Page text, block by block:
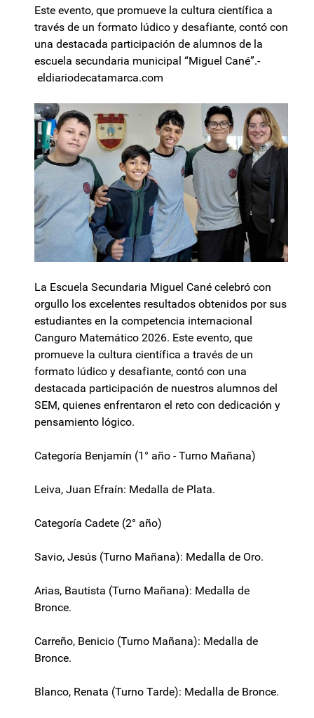
Este evento, que promueve la cultura científica a
través de un formato lúdico y desafiante, contó con
una destacada participación de alumnos de la
escuela secundaria municipal “Miguel Cané”.-
eldiariodecatamarca.com
La Escuela Secundaria Miguel Cané celebró con
orgullo los excelentes resultados obtenidos por sus
estudiantes en la competencia internacional
Canguro Matemático 2026. Este evento, que
promueve la cultura científica a través de un
formato lúdico y desafiante, contó con una
destacada participación de nuestros alumnos del
SEM, quienes enfrentaron el reto con dedicación y
pensamiento lógico.
Categoría Benjamín (1° año - Turno Mañana)
Leiva, Juan Efraín: Medalla de Plata.
Categoría Cadete (2° año)
Savio, Jesús (Turno Mañana): Medalla de Oro.
Arias, Bautista (Turno Mañana): Medalla de
Bronce.
Carreño, Benicio (Turno Mañana): Medalla de
Bronce.
Blanco, Renata (Turno Tarde): Medalla de Bronce.